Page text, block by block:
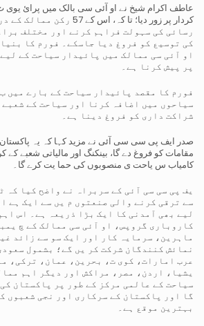
عاطف اکرام شیخ نے او آئی سی بالک میں پرائ
کردار پر زور دیا؛ تا کہ، اس کے 57
رکن ممالک کے
رسائی کی سہولت فراہم کرنے اور مختلف
کی توسیع کو فروغ دیا جاسکے۔ فورم کا
او آئی سی ممالک میں پائیدار سیاحت کے
پر پیش کرنا ہے۔
فورم کا مقصد پائیدار سیاحت کے بارے میں
سیاحوں میں اضافہ کرنا اور سیاحت کے شعبے
شراکت داری کو فروغ دینا ہے۔
صدر ایف پی سی سی آئی نے مزید کہا کہ یہ پاکستان
مقامات کو فروغ دے گا، بینکنگ اور مالیاتی شعبے کے
کامیاب س یاحت ی منصوبوں کی حما یت کرے گا۔
یف پی سی سی آئی کے سربراہ نے واضح کیا کہ
سے ترقی کرنے والی صنعتوں م یں سے ایک ہے
لیے بھی آمدنی کا ایک بڑا ذریعہ ہے۔ اس
کاروباری گروپس، او آئی سی ممالک کے چ
ماہرین، سرمایہ کار اور ایک سو سے زائد
نمائش کنندگان شرکت کر یں گے؛ بشمول
عرب امارات، کوی ت، بحرین، عمان، ترکی،
یشیا، اردن، مصر، مراکش اور دیگر اہم
سیاحت کے عالمی مرکز کے طور پر پاکستان
گا اور پاکستان کے سرکاری اور نجی شعبوں
بہترین موقع ہے۔